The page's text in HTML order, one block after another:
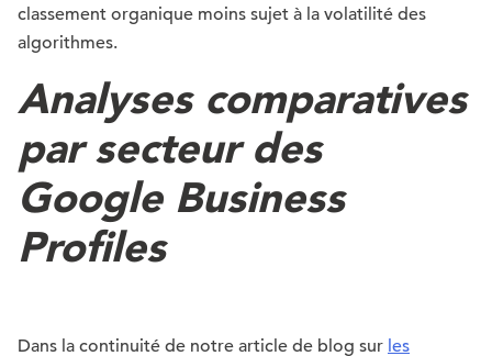
classement organique moins sujet à la volatilité des
algorithmes.
Analyses comparatives
par secteur des
Google Business
Profiles
Dans la continuité de notre article de blog sur les